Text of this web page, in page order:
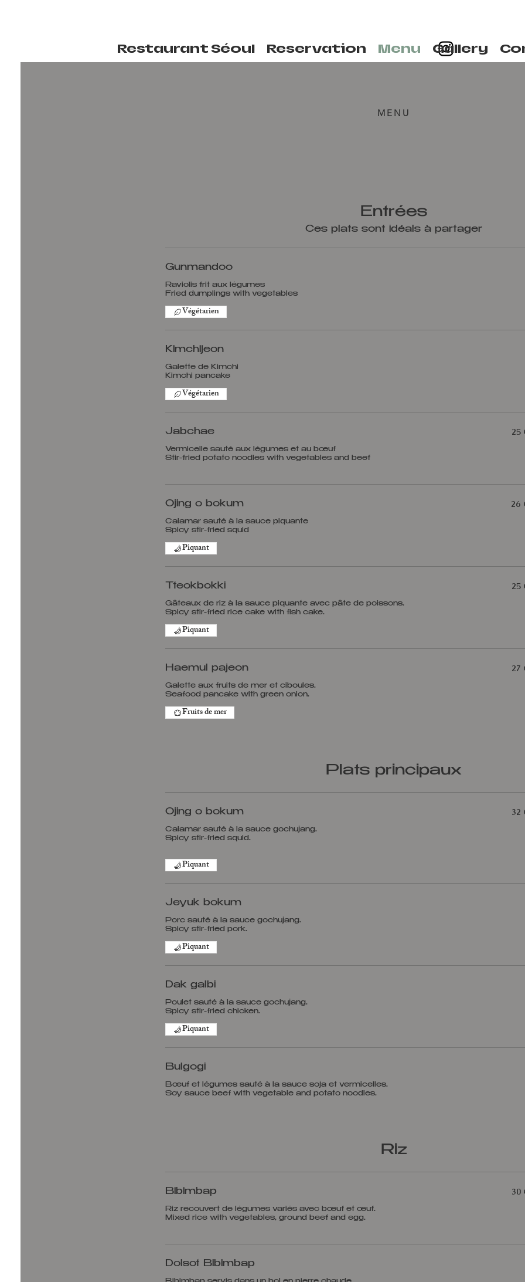
Restaurant Séoul Reservation Menu Gallery
MENU
Entrées
Ces plats sont idéals à partager
Gunmandoo
Raviolis frit aux légumes
Végétarien
Kimchijeon
Galette de Kimchi
Végétarien
Jabchae
Vermicelle sauté aux légumes et au bœuf
Stir-fried potato noodles with vegetables and beef
25
Ojing o bokum
Calamar sauté à la sauce piquante
26
Piquant
Tteokbokki
Gâteaux de riz à la sauce piquante avec pâte de poissons.
25
Piquant
Haemul pajeon
Galette aux fruits de mer et ciboules.
27
Fruits de mer
Plats principaux
Ojing o bokum
Calamar sauté à la sauce gochujang.
Spicy stir-fried squid.
32
Piquant
Jeyuk bokum
Porc sauté à la sauce gochujang.
Piquant
Dak galbi
Poulet sauté à la sauce gochujang.
Piquant
Bulgogi
Bœuf et légumes sauté à la sauce soja et vermicelles.
Riz
Bibimbap
Riz recouvert de légumes variés avec bœuf et œuf.
30
Dolsot Bibimbap